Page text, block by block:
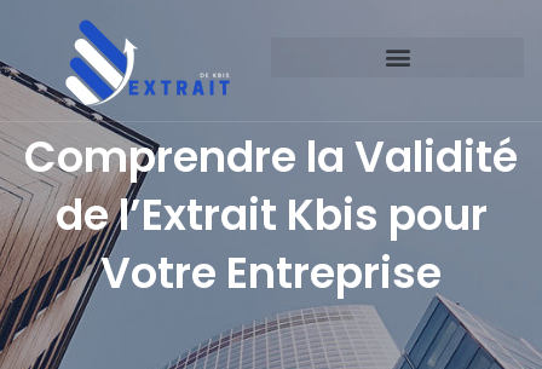
Comprendre la Validité
de l’Extrait Kbis pour
Votre Entreprise